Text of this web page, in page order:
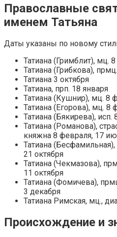
Православные
именем Татьяна
Даты указаны по новому
Татиана (Гримблит), мц.
Татиана (Грибкова),
Татиана 3 октября
Татиана, прп. 18 января
Татиана (Кушнир), мц. 8
Татиана (Егорова), мц. 8
Татиана (Бякирева),
Татиана (Романова),
княжна 8 февраля, 17
Татиана
21 октября
Татиана (Чекмазова),
11 октября
Татиана (Фомичева),
3 декабря
Татиана Римская, мц.,
Происхождение и